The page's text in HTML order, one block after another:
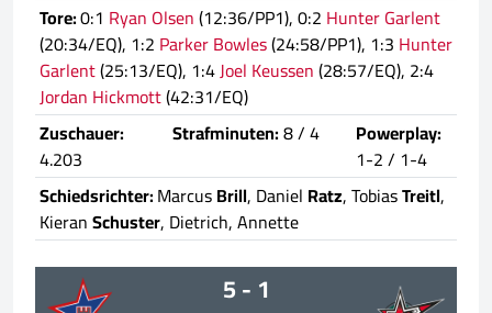
Tore:0:1 Ryan Olsen(12:36/PP1), 0:2 Hunter Garlent
(20:34/EQ), 1:2 Parker Bowles(24:58/PP1), 1:3 Hunter
Garlent(25:13/EQ), 1:4Joel Keussen(28:57/EQ), 2:4
Jordan Hickmott(42:31/EQ)
Zuschauer:
4.203
Strafminuten:8 / 4
Powerplay:
1-2 / 1-4
Schiedsrichter:MarcusBrill, Daniel Ratz, TobiasTreitl,
KieranSchuster, Dietrich, Annette
5 - 1